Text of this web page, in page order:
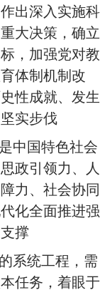
出深入实施科
大决策，确立
，加强党对教
体制机制改
性成就、发生
实步伐
中国特色社会
政引领力、人
力、社会协同
化全面推进强
撑
系统工程，需
任务，着眼于